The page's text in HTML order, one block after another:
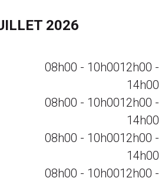
avec navigation par mois
2026
08h00 - 10h0012h00 -
14h00
08h00 - 10h0012h00 -
14h00
08h00 - 10h0012h00 -
14h00
08h00 - 10h0012h00 -